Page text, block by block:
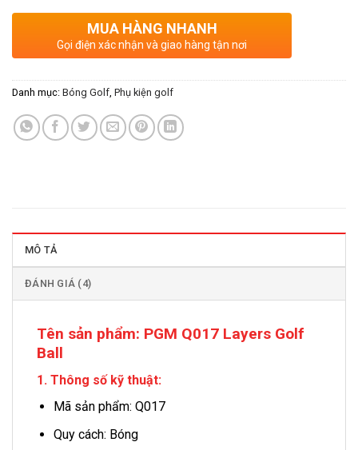
MUA HÀNG NHANH
Gọi điện xác nhận và giao hàng tận nơi
Danh mục: Bóng Golf Phụ kiện golf
MÔ TẢ
ĐÁNH GIÁ (4)
Tên sản phẩm: PGM Q017 Layers Golf
Ball
1. Thông số kỹ thuật:
Mã sản phẩm: Q017
Quy cách: Bóng